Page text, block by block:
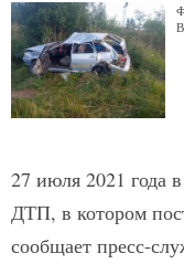
27 июля 2021 года
ДТП, в котором
сообщает пресс-